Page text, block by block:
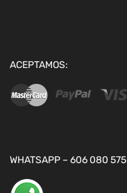
ACEPTAMOS:
WHATSAPP – 606 080 575